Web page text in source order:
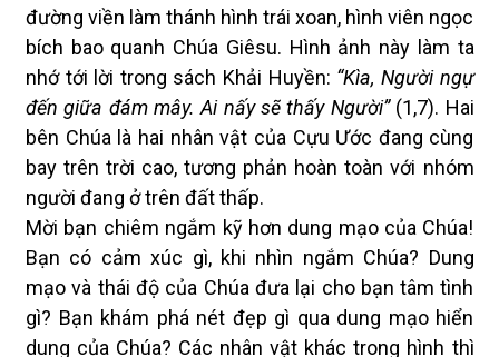
đường viền làm thánh hình trái xoan, hình viên ngọc
bích bao quanh Chúa Giêsu. Hình ảnh này làm ta
nhớ tới lời trong sách Khải Huyền: “Kìa, Người ngự
đến giữa đám mây. Ai nấy sẽ thấy Người”(1,7). Hai
bên Chúa là hai nhân vật của Cựu Ước đang cùng
bay trên trời cao, tương phản hoàn toàn với nhóm
người đang ở trên đất thấp.
Mời bạn chiêm ngắm kỹ hơn dung mạo của Chúa!
Bạn có cảm xúc gì, khi nhìn ngắm Chúa? Dung
mạo và thái độ của Chúa đưa lại cho bạn tâm tình
gì? Bạn khám phá nét đẹp gì qua dung mạo hiển
dung của Chúa? Các nhân vật khác trong hình thì